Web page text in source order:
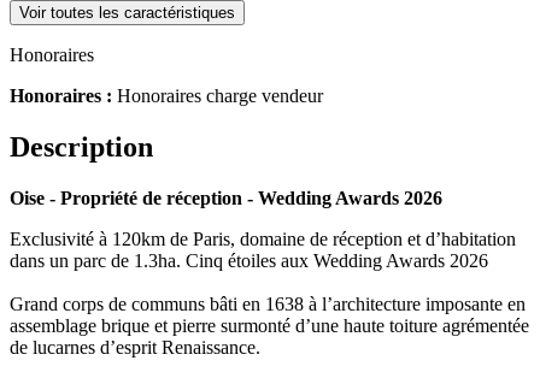
Voir toutes les caractéristiques
Honoraires
Honoraires : Honoraires charge vendeur
Description
Oise - Propriété de réception - Wedding Awards 2026
Exclusivité à 120km de Paris, domaine de réception et d’habitation
dans un parc de 1.3ha. Cinq étoiles aux Wedding Awards 2026
Grand corps de communs bâti en 1638 à l’architecture imposante en
assemblage brique et pierre surmonté d’une haute toiture agrémentée
de lucarnes d’esprit Renaissance.